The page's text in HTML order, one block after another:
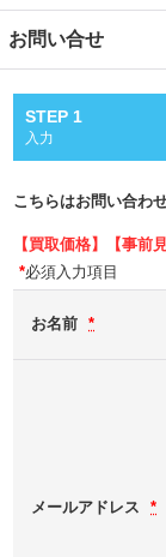
お問い合せ
STEP 1
入力
こちらはお問い合わ
【買取価格】【事前
*必須入力項目
お名前 *
メールアドレス *